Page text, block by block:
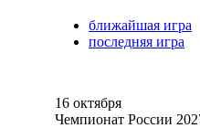
ближайшая игра
последняя игра
16 октября
Чемпионат России